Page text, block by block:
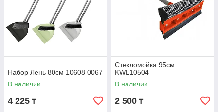
Набор Лень 80см 10608 0067
В наличии
4 225 ₸
Стекломойка 95см
KWL10504
В наличии
2 500 ₸